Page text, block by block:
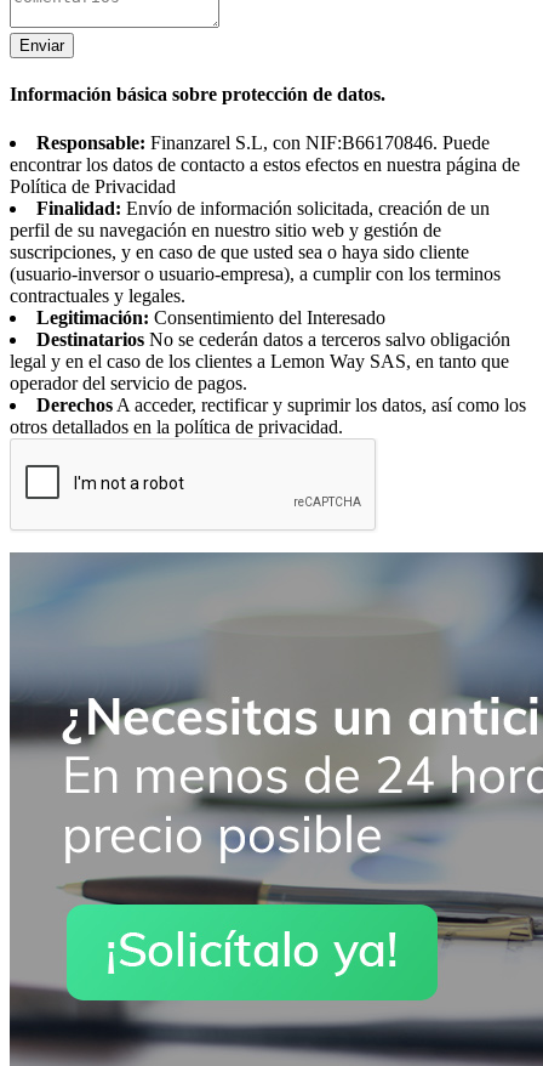
Enviar
Información básica sobre protección de datos.
Responsable: Finanzarel S.L, con NIF:B66170846. Puede
encontrar los datos de contacto a estos efectos en nuestra página de
Política de Privacidad
Finalidad: Envío de información solicitada, creación de un
perfil de su navegación en nuestro sitio web y gestión de
suscripciones, y en caso de que usted sea o haya sido cliente
(usuario-inversor o usuario-empresa), a cumplir con los terminos
contractuales y legales.
Legitimación: Consentimiento del Interesado
Destinatarios No se cederán datos a terceros salvo obligación
legal y en el caso de los clientes a Lemon Way SAS, en tanto que
operador del servicio de pagos.
Derechos A acceder, rectificar y suprimir los datos, así como los
otros detallados en la política de privacidad.